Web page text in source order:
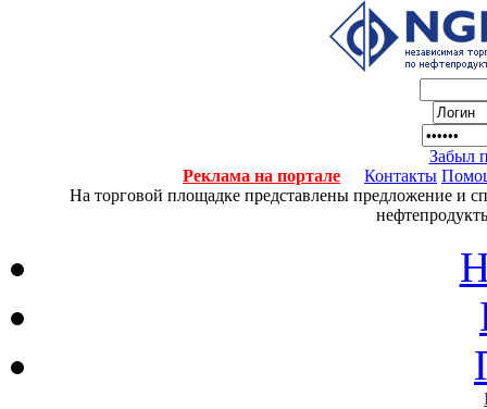
Забыл
Реклама на портале
Контакты
На торговой площадке представлены предложение и